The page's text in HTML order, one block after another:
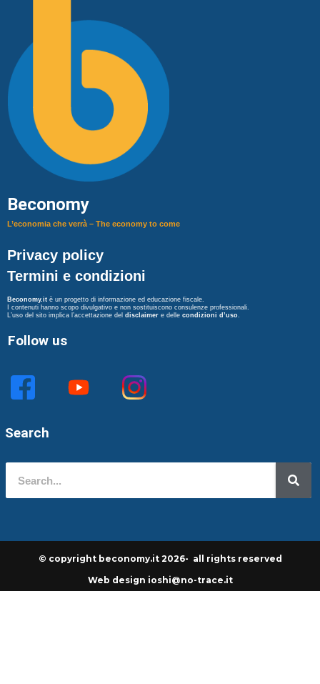
Beconomy
L’economia che verrà – The economy to come
Privacy policy
Termini e condizioni
Beconomy.it è un progetto di informazione ed educazione fiscale.
I contenuti hanno scopo divulgativo e non sostituiscono consulenze professionali.
L’uso del sito implica l’accettazione del disclaimer e delle condizioni d’uso.
Follow us
Search
© copyright beconomy.it 2026- all rights reserved
Web design ioshi@no-trace.it